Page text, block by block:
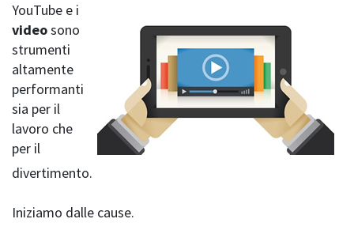
YouTube e i
videosono
strumenti
altamente
performanti
sia per il
lavoro che
per il
divertimento.
Iniziamo dalle cause.